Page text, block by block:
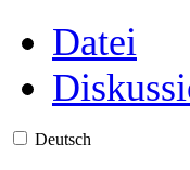
Datei
Deutsch